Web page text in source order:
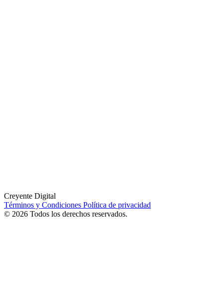
Creyente Digital
Términos y Condiciones Política de privacidad
© 2026 Todos los derechos reservados.